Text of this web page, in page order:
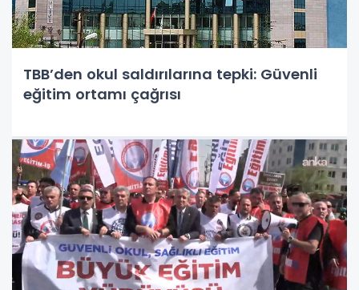
TBB’den okul saldırılarına tepki: Güvenli
eğitim ortamı çağrısı